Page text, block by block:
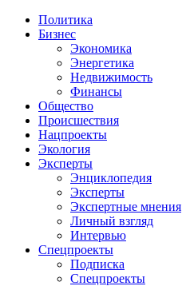
Политика
Бизнес
Экономика
Энергетика
Недвижимость
Финансы
Общество
Происшествия
Нацпроекты
Экология
Эксперты
Энциклопедия
Эксперты
Экспертные мнения
Личный взгляд
Интервью
Спецпроекты
Подписка
Спецпроекты